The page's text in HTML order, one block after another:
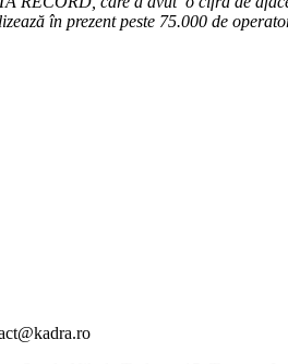
în prezent peste 75.000 de